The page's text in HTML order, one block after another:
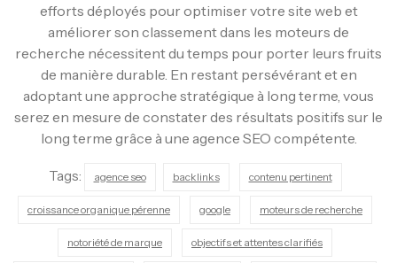
efforts déployés pour optimiser votre site web et
améliorer son classement dans les moteurs de
recherche nécessitent du temps pour porter leurs fruits
de manière durable. En restant persévérant et en
adoptant une approche stratégique à long terme, vous
serez en mesure de constater des résultats positifs sur le
long terme grâce à une agence SEO compétente.
Tags: agence seo backlinks contenu pertinent
croissance organique pérenne google moteurs de recherche
notoriété de marque objectifs et attentes clarifiés